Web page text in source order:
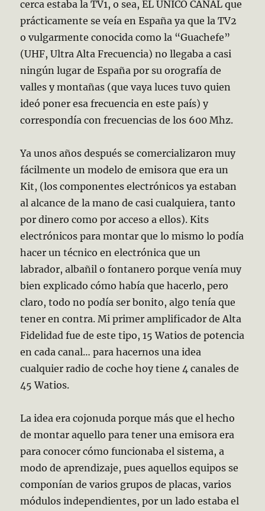
cerca estaba la TV1, o sea, EL UNICO CANAL que
prácticamente se veía en España ya que la TV2
o vulgarmente conocida como la “Guachefe”
(UHF, Ultra Alta Frecuencia) no llegaba a casi
ningún lugar de España por su orografía de
valles y montañas (que vaya luces tuvo quien
ideó poner esa frecuencia en este país) y
correspondía con frecuencias de los 600 Mhz.
Ya unos años después se comercializaron muy
fácilmente un modelo de emisora que era un
Kit, (los componentes electrónicos ya estaban
al alcance de la mano de casi cualquiera, tanto
por dinero como por acceso a ellos). Kits
electrónicos para montar que lo mismo lo podía
hacer un técnico en electrónica que un
labrador, albañil o fontanero porque venía muy
bien explicado cómo había que hacerlo, pero
claro, todo no podía ser bonito, algo tenía que
tener en contra. Mi primer amplificador de Alta
Fidelidad fue de este tipo, 15 Watios de potencia
en cada canal… para hacernos una idea
cualquier radio de coche hoy tiene 4 canales de
45 Watios.
La idea era cojonuda porque más que el hecho
de montar aquello para tener una emisora era
para conocer cómo funcionaba el sistema, a
modo de aprendizaje, pues aquellos equipos se
componían de varios grupos de placas, varios
módulos independientes, por un lado estaba el